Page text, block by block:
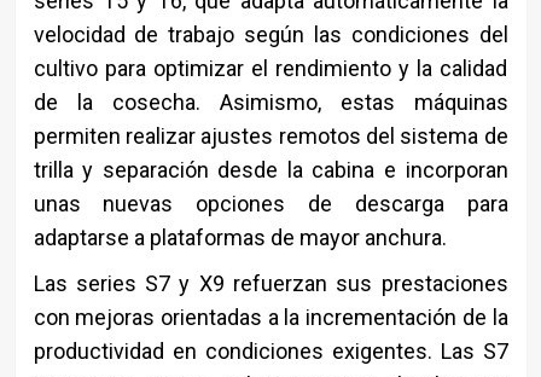
velocidad de trabajo según las condiciones del
cultivo para optimizar el rendimiento y la calidad
de la cosecha. Asimismo, estas máquinas
permiten realizar ajustes remotos del sistema de
trilla y separación desde la cabina e incorporan
unas nuevas opciones de descarga para
adaptarse a plataformas de mayor anchura.
Las series S7 y X9 refuerzan sus prestaciones
con mejoras orientadas a la incrementación de la
productividad en condiciones exigentes. Las S7